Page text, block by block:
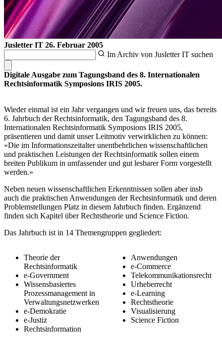
Jusletter IT 26. Februar 2005
Im Archiv von Jusletter IT suchen
Digitale Ausgabe zum Tagungsband des 8. Internationalen
Rechtsinformatik Symposions IRIS 2005.
Wieder einmal ist ein Jahr vergangen und wir freuen uns, das bereits
6. Jahrbuch der Rechtsinformatik, den Tagungsband des 8.
Internationalen Rechtsinformatik Symposions IRIS 2005,
präsentieren und damit unser Leitmotiv verwirklichen zu können:
«Die im Informationszeitalter unentbehrlichen wissenschaftlichen
und praktischen Leistungen der Rechtsinformatik sollen einem
breiten Publikum in umfassender und gut lesbarer Form vorgestellt
werden.»
Neben neuen wissenschaftlichen Erkenntnissen sollen aber insb
auch die praktischen Anwendungen der Rechtsinformatik und deren
Problemstellungen Platz in diesem Jahrbuch finden. Ergänzend
finden sich Kapitel über Rechtstheorie und Science Fiction.
Das Jahrbuch ist in 14 Themengruppen gegliedert:
Theorie der
Rechtsinformatik
e-Government
Wissensbasiertes
Prozessmanagement in
Verwaltungsnetzwerken
e-Demokratie
e-Justiz
Rechtsinformation
Anwendungen
e-Commerce
Telekommunikationsrecht
Urheberrecht
e-Learning
Rechtstheorie
Visualisierung
Science Fiction